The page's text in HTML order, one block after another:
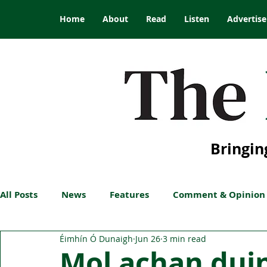
Home About Read Listen Advertise
All Posts News Features Comment & Opinion
Éimhín Ó Dunaigh Jun 26 3 min read